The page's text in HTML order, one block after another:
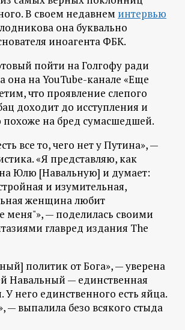
В своем недавнем интервью
она буквально
иноагента ФБК.
пойти на Голгофу ради
она на YouTube-канале «Еще
что проявление слепого
доходит до исступления и
похоже на бред сумасшедшей.
все то, чего нет у Путина», —
«Я представляю, как
Юлю [Навальную] и думает:
и изумительная,
женщина любит
меня"», — поделилась своими
главред издания The
политик от Бога», — уверена
Навальный — единственная
У него единственного есть яйца.
— выпалила безо всякого стыда